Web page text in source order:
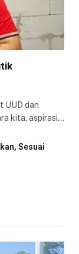
UUD dan
kita, aspirasi…
Sesuai